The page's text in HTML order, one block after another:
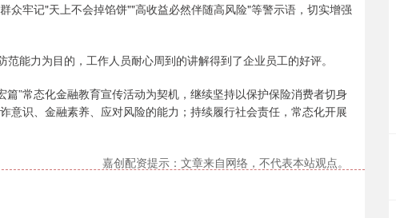
众牢记"天上不会掉馅饼""高收益必然伴随高风险"等警示语，切实增强
能力为目的，工作人员耐心周到的讲解得到了企业员工的好评。
”常态化金融教育宣传活动为契机，继续坚持以保护保险消费者切身
意识、金融素养、应对风险的能力；持续履行社会责任，常态化开展
嘉创配资提示：文章来自网络，不代表本站观点。